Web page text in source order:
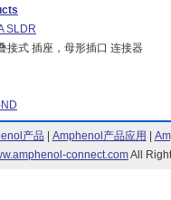
SLDR
接式 插座，母形插口 连接器
产品 Amphenol产品应用
connect.comAll